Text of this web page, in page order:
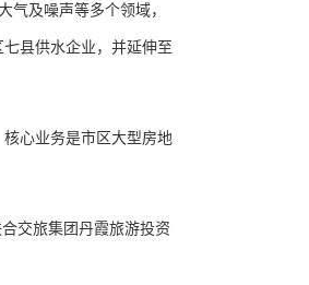
及噪声等多个领域，
县供水企业，并延伸至
心业务是市区大型房地
交旅集团丹霞旅游投资